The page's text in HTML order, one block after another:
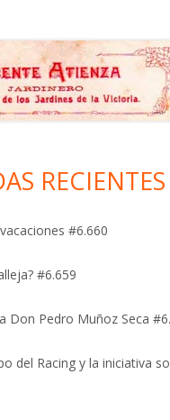
RECIENTES
#6.660
#6.659
Don Pedro Muñoz Seca
del Racing y la iniciativa